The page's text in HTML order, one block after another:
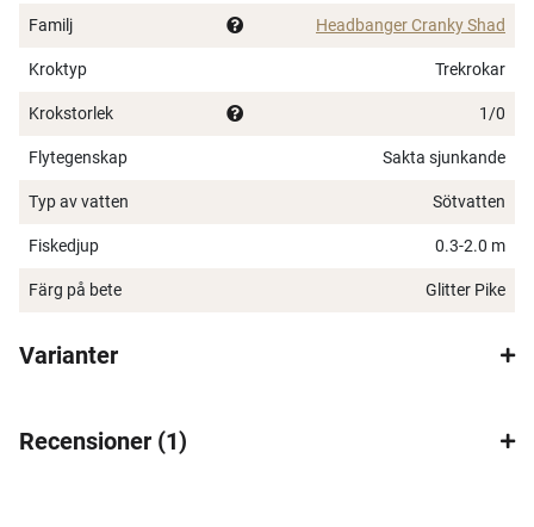
Spana in FJ Max
Ett exklusivt medlemskap med många förmåner.
varje månad och mycket mer. Spara tusenlappar
enkelt ta bort skeden på betet om du vill fiska
(swimbait/jerkbait).
(film på hur skeden tas bort)
Familj Headbanger Cranky Shad
Kroktyp Trekrokar
Krokstorlek 1/0
Flytegenskap Sakta sjunkande
Typ av vatten Sötvatten
Fiskedjup 0.3-2.0 m
Färg på bete Glitter Pike
Varianter
Recensioner 1